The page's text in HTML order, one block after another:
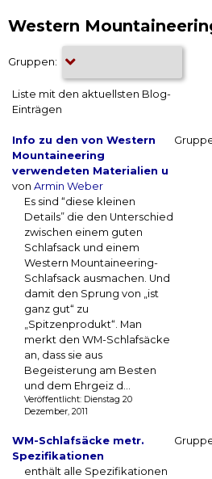
Western
Gruppen:
Liste mit den aktuellsten Blog-
Einträgen
Info zu den von Western
Mountaineering
verwendeten Materialien u
von Armin Weber
Es sind “diese kleinen
Details” die den Unterschied
zwischen einem guten
Schlafsack und einem
Western Mountaineering-
Schlafsack ausmachen. Und
damit den Sprung von „ist
ganz gut“ zu
„Spitzenprodukt“. Man
merkt den WM-Schlafsäcke
an, dass sie aus
Begeisterung am Besten
und dem Ehrgeiz d...
Veröffentlicht: Dienstag 20
Dezember, 2011
WM-Schlafsäcke metr.
Spezifikationen
enthält alle Spezifikationen